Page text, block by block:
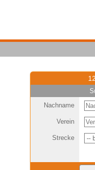
Nachname
Verein
Strecke